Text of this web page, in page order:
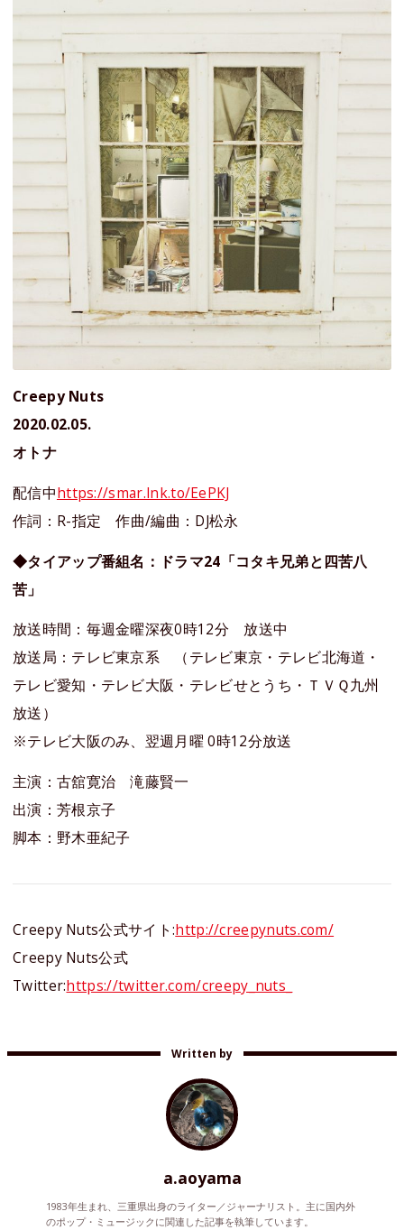
Creepy Nuts
2020.02.05.
オトナ
配信中https://smar.lnk.to/EePKJ
作詞：R-指定 作曲/編曲：DJ松永
◆タイアップ番組名：ドラマ24「コタキ兄弟と四苦八
苦」
放送時間：毎週金曜深夜0時12分 放送中
放送局：テレビ東京系 （テレビ東京・テレビ北海道・
テレビ愛知・テレビ大阪・テレビせとうち・ＴＶＱ九州
放送）
※テレビ大阪のみ、翌週月曜 0時12分放送
主演：古舘寛治 滝藤賢一
出演：芳根京子
脚本：野木亜紀子
Creepy Nuts公式サイト:http://creepynuts.com/
Creepy Nuts公式
Twitter:https://twitter.com/creepy_nuts_
Written by
a.aoyama
1983年生まれ、三重県出身のライター／ジャーナリスト。主に国内外
のポップ・ミュージックに関連した記事を執筆しています。